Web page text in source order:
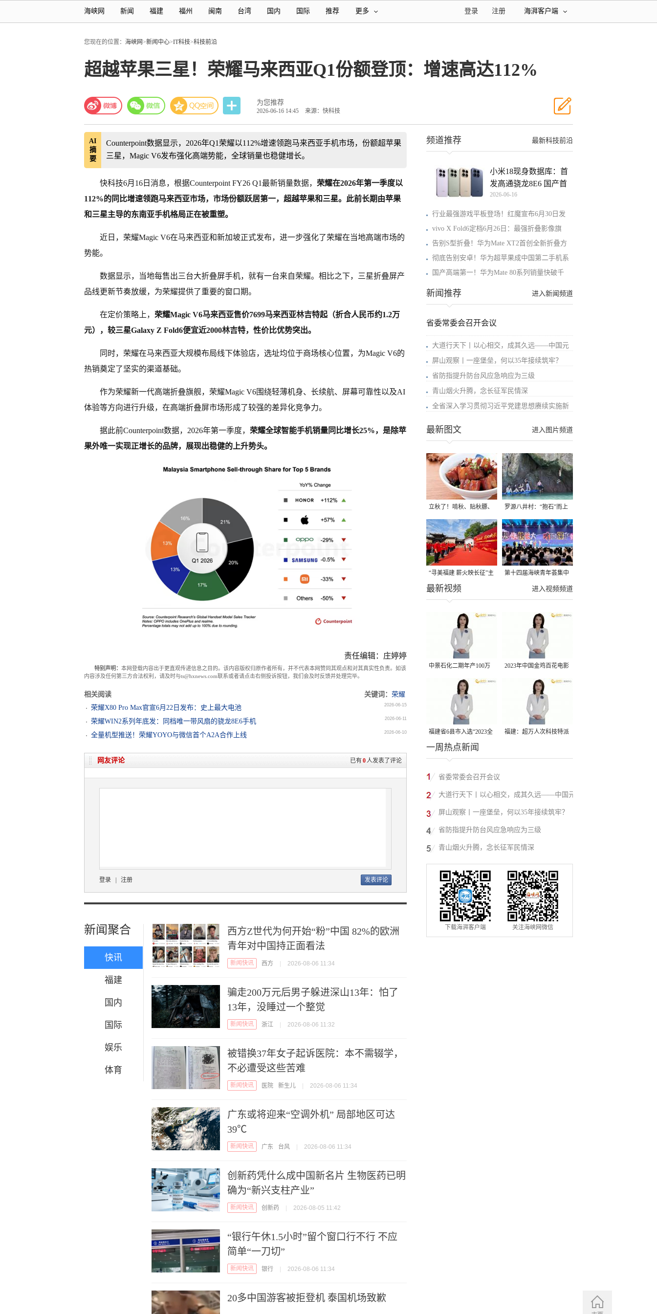
海峡网 新闻 福建 福州 闽南 台湾 国内 国际 推荐 更多 海湃客户端
注册
登录
您现在的位置： 海峡网>新闻中心>IT科技>科技前沿
超越苹果三星！荣耀马来西亚Q1份额登顶：增速高达112%
为您推荐
2026-06-16 14:45 来源：快科技
AI
摘
要
Counterpoint数据显示，2026年Q1荣耀以112%增速领跑马来西亚手机市场，份额超苹果
三星，Magic V6发布强化高端势能，全球销量也稳健增长。
快科技6月16日消息，根据Counterpoint FY26 Q1最新销量数据， 荣耀在2026年第一季度以
112%的同比增速领跑马来西亚市场，市场份额跃居第一，超越苹果和三星。此前长期由苹果
和三星主导的东南亚手机格局正在被重塑。
近日，荣耀Magic V6在马来西亚和新加坡正式发布，进一步强化了荣耀在当地高端市场的
势能。
数据显示，当地每售出三台大折叠屏手机，就有一台来自荣耀。相比之下，三星折叠屏产
品线更新节奏放缓，为荣耀提供了重要的窗口期。
在定价策略上， 荣耀Magic V6马来西亚售价7699马来西亚林吉特起（折合人民币约1.2万
元），较三星Galaxy Z Fold6便宜近2000林吉特，性价比优势突出。
同时，荣耀在马来西亚大规模布局线下体验店，选址均位于商场核心位置，为Magic V6的
热销奠定了坚实的渠道基础。
作为荣耀新一代高端折叠旗舰，荣耀Magic V6围绕轻薄机身、长续航、屏幕可靠性以及AI
体验等方向进行升级，在高端折叠屏市场形成了较强的差异化竞争力。
据此前Counterpoint数据，2026年第一季度， 荣耀全球智能手机销量同比增长25%，是除苹
果外唯一实现正增长的品牌，展现出稳健的上升势头。
责任编辑：庄婷婷
特别声明： 本网登载内容出于更直观传递信息之目的。该内容版权归原作者所有，并不代表本网赞同其观点和对其真实性负责。如该
内容涉及任何第三方合法权利，请及时与ts@hxnews.com联系或者请点击右侧投诉按钮，我们会及时反馈并处理完毕。
相关阅读 关键词： 荣耀
荣耀X80 Pro Max官宣6月22日发布：史上最大电池
2026-06-15
荣耀WIN2系列年底发：同档唯一带风扇的骁龙8E6手机 2026-06-11
全量机型推送！荣耀YOYO与微信首个A2A合作上线 2026-06-10
已有0人发表了评论
网友评论
登录 | 注册
新闻聚合
快讯
福建
国内
国际
娱乐
体育
西方Z世代为何开始“粉”中国 82%的欧洲
青年对中国持正面看法
新闻快讯 西方 | 2026-08-06 11:34
骗走200万元后男子躲进深山13年：怕了
13年，没睡过一个整觉
新闻快讯 浙江 | 2026-08-06 11:32
被错换37年女子起诉医院：本不需辍学，
不必遭受这些苦难
新闻快讯 医院 新生儿 | 2026-08-06 11:34
广东或将迎来“空调外机” 局部地区可达
39℃
新闻快讯 广东 台风 | 2026-08-06 11:34
创新药凭什么成中国新名片 生物医药已明
确为“新兴支柱产业”
新闻快讯 创新药 | 2026-08-05 11:42
“银行午休1.5小时”留个窗口行不行 不应
简单“一刀切”
新闻快讯 银行 | 2026-08-06 11:34
20多中国游客被拒登机 泰国机场致歉
最新科技前沿
频道推荐
小米18现身数据库：首
发高通骁龙8E6 国产首
款
2026-06-16
行业最强游戏平板登场！红魔宣布6月30日发
vivo X Fold6定档6月26日：最强折叠影像旗
告别S型折叠！华为Mate XT2首创全新折叠方
彻底告别安卓！华为超苹果成中国第二手机系
国产高端第一！华为Mate 80系列销量快破千
进入新闻频道
新闻推荐
省委常委会召开会议
大道行天下丨以心相交，成其久远——中国元
屏山观察丨一座堡垒，何以35年接续筑牢？
省防指提升防台风应急响应为三级
青山烟火升腾，念长征军民情深
全省深入学习贯彻习近平党建思想赓续实施新
进入图片频道
最新图文
立秋了！啃秋、贴秋膘、
晒秋，福建人这样过才够
味→
罗源八井村：“抱石”而上
“寻美福建 薪火映长征”主
题活动在龙岩长汀启动
第十四届海峡青年荟集中
阶段活动在福州举行
进入视频频道
最新视频
中景石化二期年产100万
吨丙烷脱氢项目建成中交
2023年中国金鸡百花电影
节有福电影巡展31日启动
福建省6县市入选“2023全
国县域发展潜力百强县”
福建：超万人次科技特派
一周热点新闻
省委常委会召开会议
大道行天下丨以心相交，成其久远——中国元
首外交的世界情怀与大国气派
屏山观察丨一座堡垒，何以35年接续筑牢？
省防指提升防台风应急响应为三级
青山烟火升腾，念长征军民情深
下载海湃客户端 关注海峡网微信